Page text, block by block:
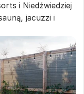
i Niedźwiedziej
jacuzzi i